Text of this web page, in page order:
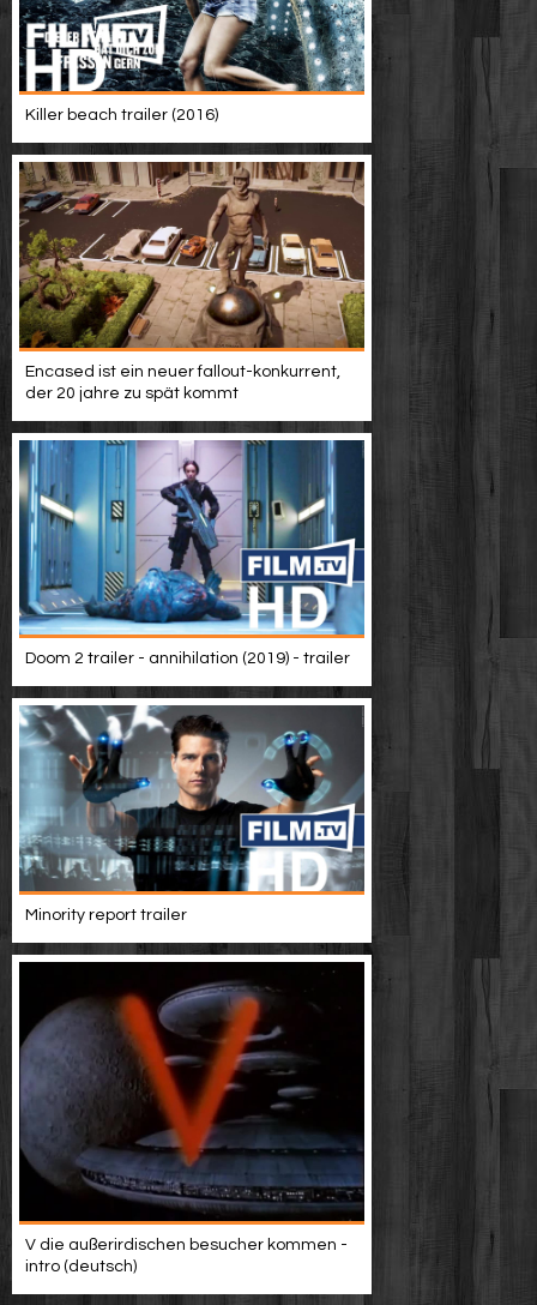
Killer beach trailer (2016)
Encased ist ein neuer fallout-konkurrent,
der 20 jahre zu spät kommt
Doom 2 trailer - annihilation (2019) - trailer
Minority report trailer
V die außerirdischen besucher kommen -
intro (deutsch)